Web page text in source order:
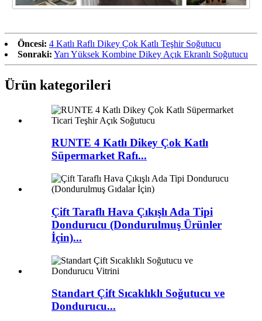
Öncesi: 4 Katlı Raflı Dikey Çok Katlı Teşhir Soğutucu
Sonraki: Yarı Yüksek Kombine Dikey Açık Ekranlı Soğutucu
Ürün kategorileri
RUNTE 4 Katlı Dikey Çok Katlı
Süpermarket Rafı...
Çift Taraflı Hava Çıkışlı Ada Tipi
Dondurucu (Dondurulmuş Ürünler
İçin)...
Standart Çift Sıcaklıklı Soğutucu ve
Dondurucu...